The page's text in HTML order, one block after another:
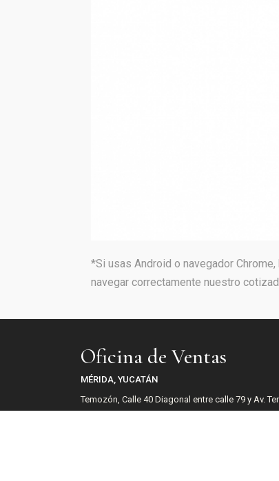
*Si usas Android o navegador
navegar correctamente nuestro
Oficina de Ventas
MÉRIDA, YUCATÁN
Temozón, Calle 40 Diagonal entre calle 79 y Av.